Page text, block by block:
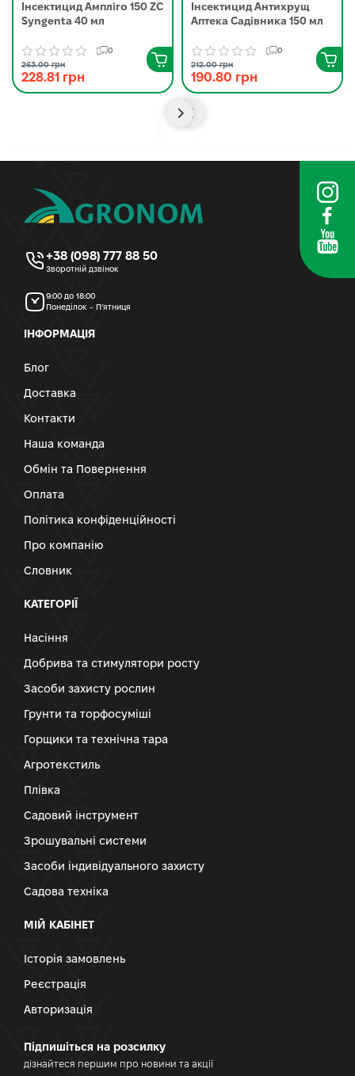
Інсектицид Ампліго 150 ZC
Syngenta 40 мл
0
263.00 грн
228.81 грн
Інсектицид Антихрущ
Аптека Садівника 150 мл
0
212.00 грн
190.80 грн
+38 (098) 777 88 50
Зворотній дзвінок
9:00 до 18:00
Понеділок - П’ятниця
ІНФОРМАЦІЯ
Блог
Доставка
Контакти
Наша команда
Обмін та Повернення
Оплата
Політика конфіденційності
Про компанію
Словник
КАТЕГОРІЇ
Насіння
Добрива та стимулятори росту
Засоби захисту рослин
Грунти та торфосуміші
Горщики та технічна тара
Агротекстиль
Плівка
Садовий інструмент
Зрошувальні системи
Засоби індивідуального захисту
Садова техніка
МІЙ КАБІНЕТ
Історія замовлень
Реєстрація
Авторизація
Підпишіться на розсилку
дізнайтеся першим про новини та акції